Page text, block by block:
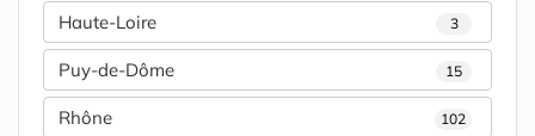
Haute-Loire 3
Puy-de-Dôme 15
Rhône 102